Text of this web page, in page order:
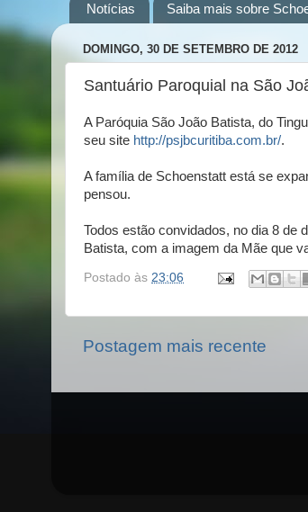
Notícias Saiba mais sobre
DOMINGO, 30 DE SETEMBRO DE 2012
Santuário Paroquial na São
A Paróquia São João Batista, do
seu site http://psjbcuritiba.com.br/.
A família de Schoenstatt está se
pensou.
Todos estão convidados, no dia 8 de
Batista, com a imagem da Mãe que
Postado às 23:06
Postagem mais recente